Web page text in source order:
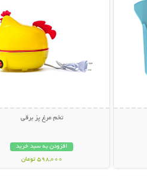
تخم مرغ پز برقی
افزودن به سبد خرید
598,000 تومان